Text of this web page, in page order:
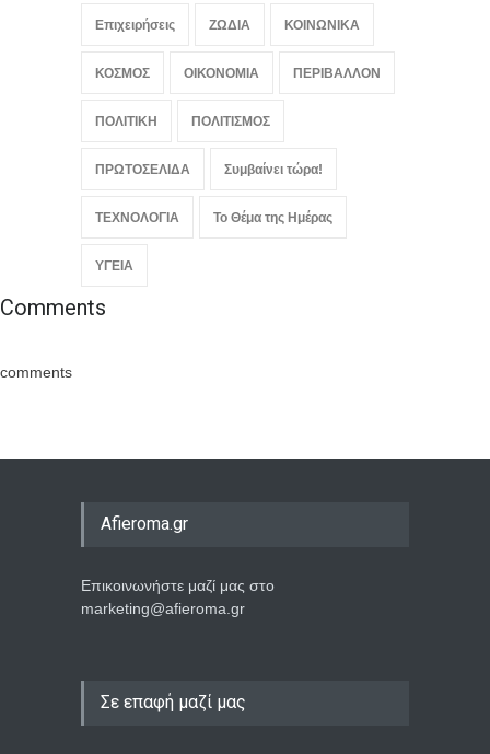
Επιχειρήσεις ΖΩΔΙΑ ΚΟΙΝΩΝΙΚΑ
ΚΟΣΜΟΣ ΟΙΚΟΝΟΜΙΑ ΠΕΡΙΒΑΛΛΟΝ
ΠΟΛΙΤΙΚΗ ΠΟΛΙΤΙΣΜΟΣ
ΠΡΩΤΟΣΕΛΙΔΑ Συμβαίνει τώρα!
ΤΕΧΝΟΛΟΓΙΑ Το Θέμα της Ημέρας
ΥΓΕΙΑ
Comments
comments
Afieroma.gr
Επικοινωνήστε μαζί μας στο
marketing@afieroma.gr
Σε επαφή μαζί μας